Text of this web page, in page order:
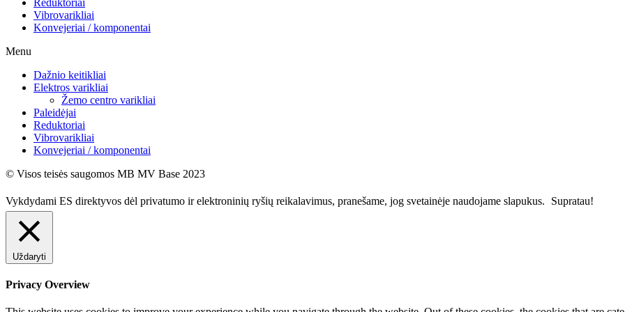
Vibrovarikliai
Konvejeriai / komponentai
Menu
Dažnio keitikliai
Elektros varikliai
Žemo centro varikliai
Paleidėjai
Reduktoriai
Vibrovarikliai
Konvejeriai / komponentai
© Visos teisės saugomos MB MV Base 2023
Vykdydami ES direktyvos dėl privatumo ir elektroninių ryšių reikalavimus, pranešame, jog svetainėje naudojame slapukus. Supratau!
Uždaryti
Privacy Overview